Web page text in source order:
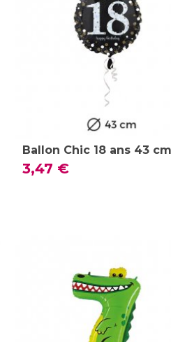
Ballon Chic 18 ans 43 cm
3,47 €